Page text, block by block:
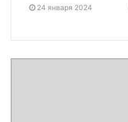
24 января 2024